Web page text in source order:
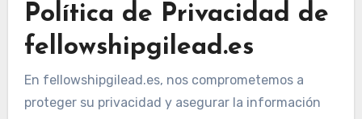
Política de Privacidad de
fellowshipgilead.es
En fellowshipgilead.es, nos comprometemos a
proteger su privacidad y asegurar la información